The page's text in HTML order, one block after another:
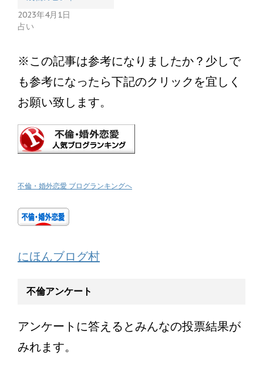
2023年4月1日
占い
※この記事は参考になりましたか？少しで
も参考になったら下記のクリックを宜しく
お願い致します。
不倫・婚外恋愛 ブログランキングへ
にほんブログ村
不倫アンケート
アンケートに答えるとみんなの投票結果が
みれます。